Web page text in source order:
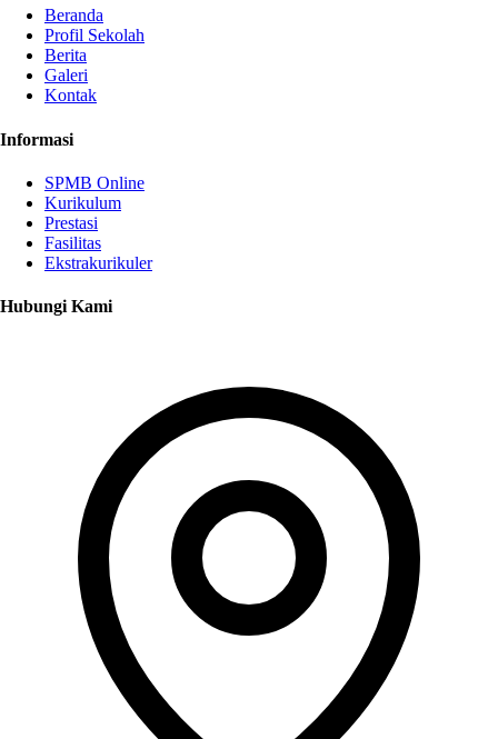
Beranda
Profil Sekolah
Berita
Galeri
Kontak
Informasi
SPMB Online
Kurikulum
Prestasi
Fasilitas
Ekstrakurikuler
Hubungi Kami